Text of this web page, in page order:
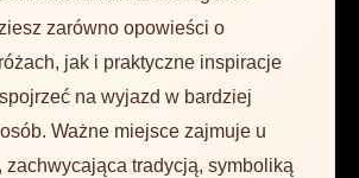
zarówno opowieści o
jak i praktyczne inspiracje
na wyjazd w bardziej
Ważne miejsce zajmuje u
, zachwycająca tradycją, symboliką